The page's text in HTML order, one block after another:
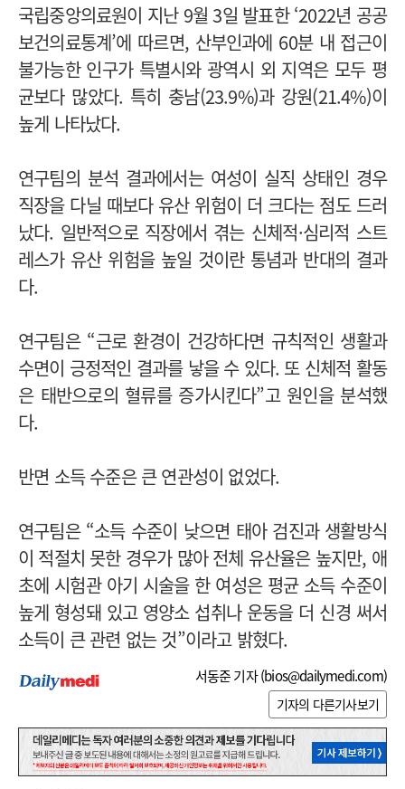
국립중앙의료원이 지난 9월 3일 발표한 ‘2022년 공공
보건의료통계’에 따르면, 산부인과에 60분 내 접근이
불가능한 인구가 특별시와 광역시 외 지역은 모두 평
균보다 많았다. 특히 충남(23.9%)과 강원(21.4%)이
높게 나타났다.
연구팀의 분석 결과에서는 여성이 실직 상태인 경우
직장을 다닐 때보다 유산 위험이 더 크다는 점도 드러
났다. 일반적으로 직장에서 겪는 신체적·심리적 스트
레스가 유산 위험을 높일 것이란 통념과 반대의 결과
다.
연구팀은 “근로 환경이 건강하다면 규칙적인 생활과
수면이 긍정적인 결과를 낳을 수 있다. 또 신체적 활동
은 태반으로의 혈류를 증가시킨다”고 원인을 분석했
다.
반면 소득 수준은 큰 연관성이 없었다.
연구팀은 “소득 수준이 낮으면 태아 검진과 생활방식
이 적절치 못한 경우가 많아 전체 유산율은 높지만, 애
초에 시험관 아기 시술을 한 여성은 평균 소득 수준이
높게 형성돼 있고 영양소 섭취나 운동을 더 신경 써서
소득이 큰 관련 없는 것”이라고 밝혔다.
서동준 기자 (bios@dailymedi.com)
기자의 다른기사보기